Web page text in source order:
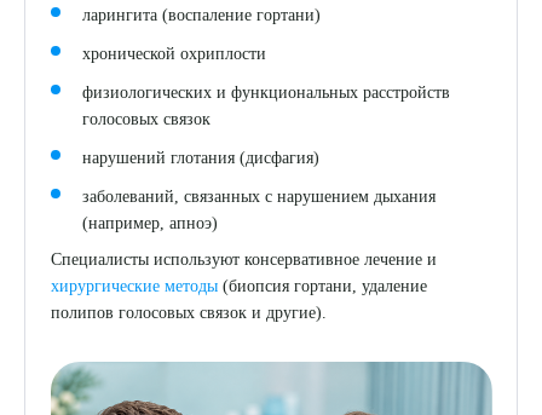
ларингита (воспаление гортани)
хронической охриплости
физиологических и функциональных расстройств
голосовых связок
нарушений глотания (дисфагия)
заболеваний, связанных с нарушением дыхания
(например, апноэ)
Специалисты используют консервативное лечение и
хирургические методы (биопсия гортани, удаление
полипов голосовых связок и другие).